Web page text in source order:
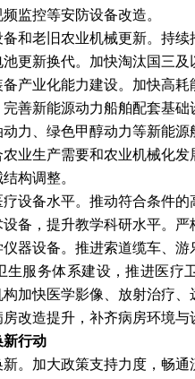
监控等安防设备改造。
老旧农业机械更新。持续
更新换代。加快淘汰国三
产业化能力建设。加快高
善新能源动力船舶配套基础
力、绿色甲醇动力等新能
业生产需要和农业机械化
构调整。
备水平。推动符合条件的
备，提升教学科研水平。
器设备。推进索道缆车、
生服务体系建设，推进医疗
加快医学影像、放射治疗
改造提升，补齐病房环境与
行动
加大政策支持力度，畅通